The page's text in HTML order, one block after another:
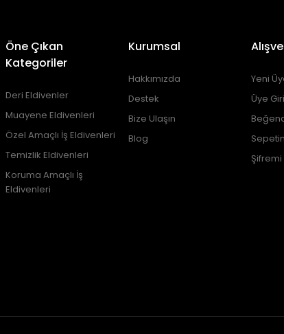
Öne Çıkan
Kategoriler
Deri Eldivenler
Muayene Eldivenleri
Özel Amaçlı İş Eldivenleri
Temizlik Eldivenleri
Koruma Amaçlı İş
Eldivenleri
Kurumsal
Hakkımızda
Destek
Bize Ulaşın
Blog
Yeni
Üye